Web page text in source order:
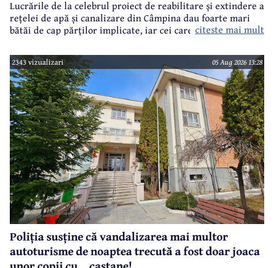
Lucrările de la celebrul proiect de reabilitare și extindere a
rețelei de apă și canalizare din Câmpina dau foarte mari
bătăi de cap părților implicate, iar cei care suferă sunt
Orizontului.
citeste mai mult
2343 vizualizari 05 Aug 2026 13:28
Poliția susține că vandalizarea mai multor
autoturisme de noaptea trecută a fost doar joaca